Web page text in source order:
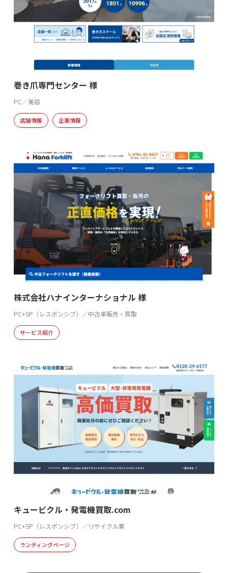
巻き爪専門センター 様
PC／美容
店舗情報 企業情報
株式会社ハナインターナショナル 様
PC+SP（レスポンシブ）／中古車販売・買取
サービス紹介
キュービクル・発電機買取.com
PC+SP（レスポンシブ）／リサイクル業
ランディングページ